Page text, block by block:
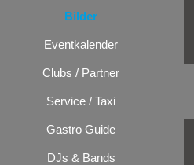
Bilder
Eventkalender
Clubs / Partner
Service / Taxi
Gastro Guide
DJs & Bands